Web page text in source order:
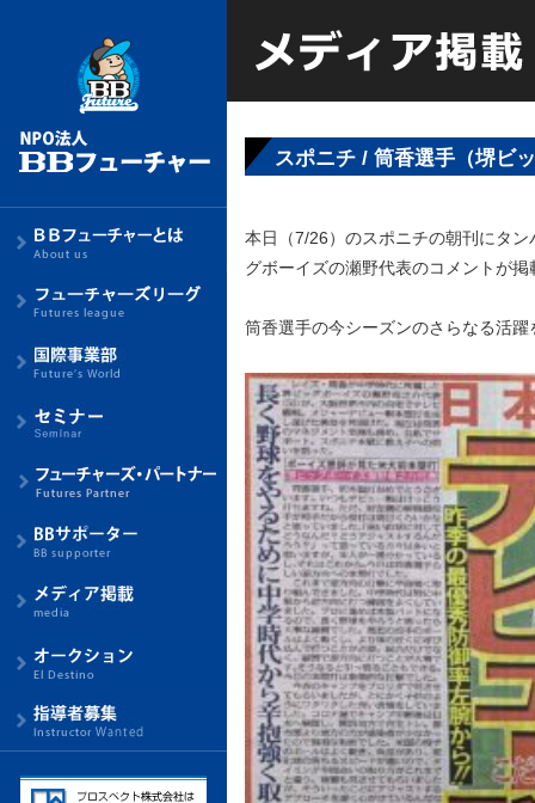
スポニチ / 筒香選手（堺ビ
本日（7/26）のスポニチの朝刊にタ
グボーイズの瀬野代表のコメントが
筒香選手の今シーズンのさらなる活